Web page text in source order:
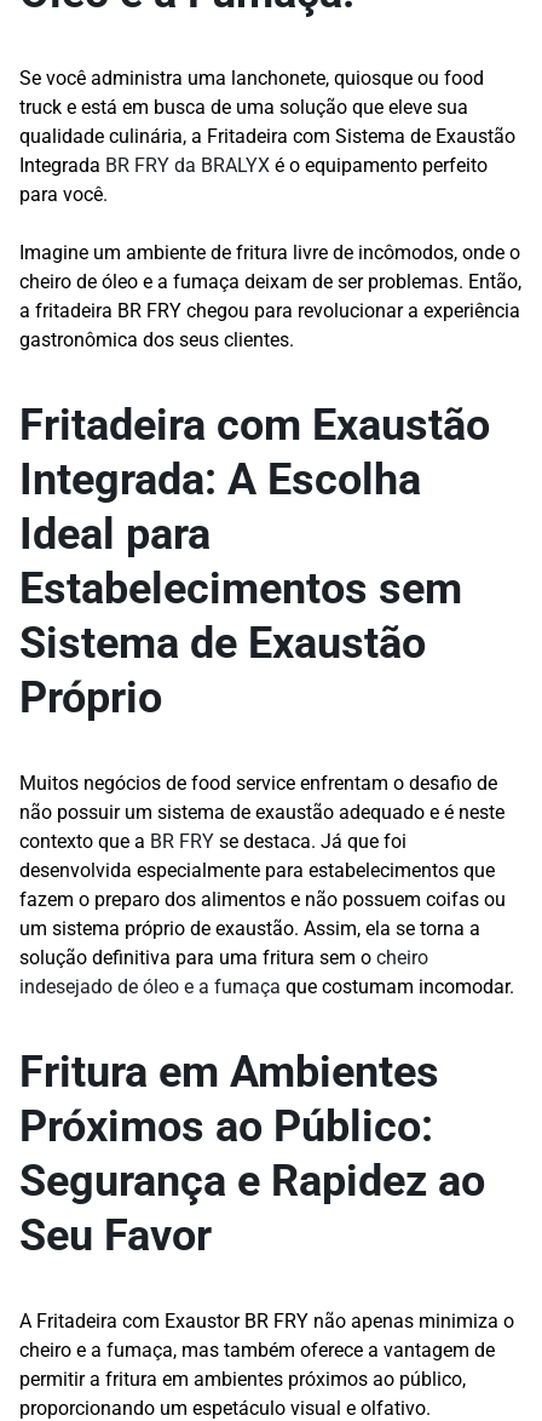
Se você administra uma lanchonete, quiosque ou food
truck e está em busca de uma solução que eleve sua
qualidade culinária, a Fritadeira com Sistema de Exaustão
Integrada BR FRY da BRALYX é o equipamento perfeito
para você.
Imagine um ambiente de fritura livre de incômodos, onde o
cheiro de óleo e a fumaça deixam de ser problemas. Então,
a fritadeira BR FRY chegou para revolucionar a experiência
gastronômica dos seus clientes.
Fritadeira com Exaustão
Integrada: A Escolha
Ideal para
Estabelecimentos sem
Sistema de Exaustão
Próprio
Muitos negócios de food service enfrentam o desafio de
não possuir um sistema de exaustão adequado e é neste
contexto que a BR FRY se destaca. Já que foi
desenvolvida especialmente para estabelecimentos que
fazem o preparo dos alimentos e não possuem coifas ou
um sistema próprio de exaustão. Assim, ela se torna a
solução definitiva para uma fritura sem o cheiro
indesejado de óleo e a fumaça que costumam incomodar.
Fritura em Ambientes
Próximos ao Público:
Segurança e Rapidez ao
Seu Favor
A Fritadeira com Exaustor BR FRY não apenas minimiza o
cheiro e a fumaça, mas também oferece a vantagem de
permitir a fritura em ambientes próximos ao público,
proporcionando um espetáculo visual e olfativo.